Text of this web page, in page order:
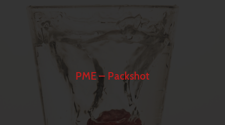
PME – Packshot